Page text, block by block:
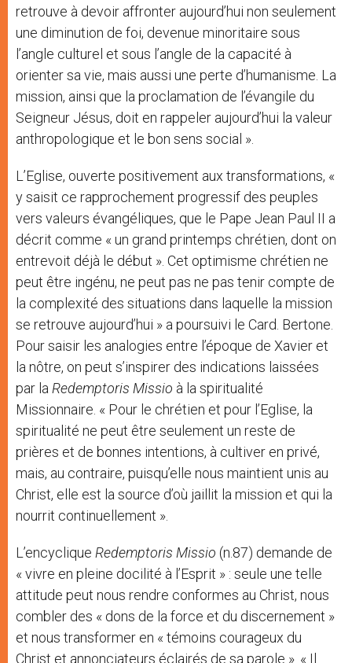
retrouve à devoir affronter aujourd’hui non seulement
une diminution de foi, devenue minoritaire sous
l’angle culturel et sous l’angle de la capacité à
orienter sa vie, mais aussi une perte d’humanisme. La
mission, ainsi que la proclamation de l’évangile du
Seigneur Jésus, doit en rappeler aujourd’hui la valeur
anthropologique et le bon sens social ».
L’Eglise, ouverte positivement aux transformations, «
y saisit ce rapprochement progressif des peuples
vers valeurs évangéliques, que le Pape Jean Paul II a
décrit comme « un grand printemps chrétien, dont on
entrevoit déjà le début ». Cet optimisme chrétien ne
peut être ingénu, ne peut pas ne pas tenir compte de
la complexité des situations dans laquelle la mission
se retrouve aujourd’hui » a poursuivi le Card. Bertone.
Pour saisir les analogies entre l’époque de Xavier et
la nôtre, on peut s’inspirer des indications laissées
par la Redemptoris Missio à la spiritualité
Missionnaire. « Pour le chrétien et pour l’Eglise, la
spiritualité ne peut être seulement un reste de
prières et de bonnes intentions, à cultiver en privé,
mais, au contraire, puisqu’elle nous maintient unis au
Christ, elle est la source d’où jaillit la mission et qui la
nourrit continuellement ».
L’encyclique Redemptoris Missio (n.87) demande de
« vivre en pleine docilité à l’Esprit » : seule une telle
attitude peut nous rendre conformes au Christ, nous
combler des « dons de la force et du discernement »
et nous transformer en « témoins courageux du
Christ et annonciateurs éclairés de sa parole ». « Il